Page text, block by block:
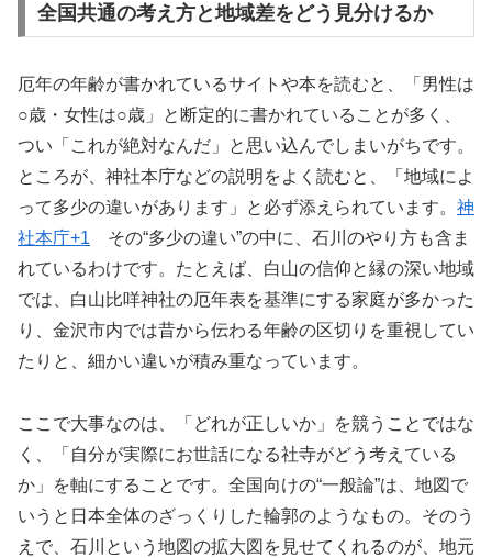
全国共通の考え方と地域差をどう見分けるか
厄年の年齢が書かれているサイトや本を読むと、「男性は
○歳・女性は○歳」と断定的に書かれていることが多く、
つい「これが絶対なんだ」と思い込んでしまいがちです。
ところが、神社本庁などの説明をよく読むと、「地域によ
って多少の違いがあります」と必ず添えられています。 神
社本庁+1 その“多少の違い”の中に、石川のやり方も含ま
れているわけです。たとえば、白山の信仰と縁の深い地域
では、白山比咩神社の厄年表を基準にする家庭が多かった
り、金沢市内では昔から伝わる年齢の区切りを重視してい
たりと、細かい違いが積み重なっています。
ここで大事なのは、「どれが正しいか」を競うことではな
く、「自分が実際にお世話になる社寺がどう考えている
か」を軸にすることです。全国向けの“一般論”は、地図で
いうと日本全体のざっくりした輪郭のようなもの。そのう
えで、石川という地図の拡大図を見せてくれるのが、地元